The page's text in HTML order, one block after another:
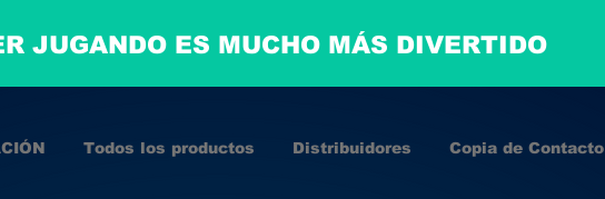
JUGANDO ES MUCHO MÁS DIVERTIDO
Todos los productos Distribuidores Copia de Contacto